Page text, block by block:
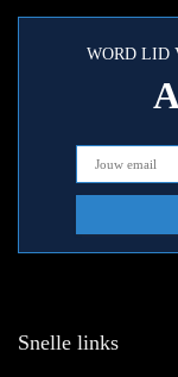
WORD LID
Snelle links